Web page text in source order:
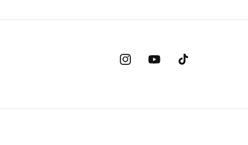
InstagramYouTubeTikTok